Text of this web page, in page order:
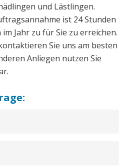
und Lästlingen.
für Sie zu erreichen.
Sie uns am besten
Anliegen nutzen Sie